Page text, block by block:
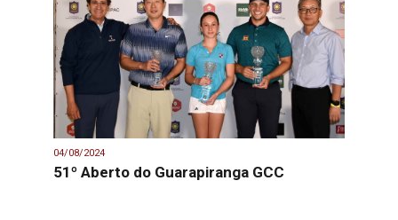
04/08/2024
51º Aberto do Guarapiranga GCC